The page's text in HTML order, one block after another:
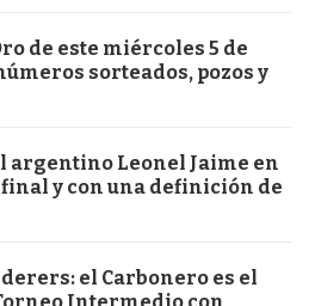
de este miércoles 5 de
sorteados, pozos y
argentino Leonel Jaime en
y con una definición de
el Carbonero es el